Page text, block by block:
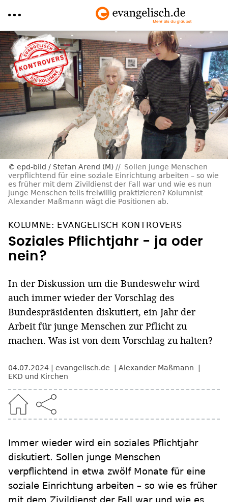
Direkt
zum
Inhalt
epd-bild / Stefan Arend (M)
Sollen junge Menschen
verpflichtend für eine soziale Einrichtung arbeiten – so wie
es früher mit dem Zivildienst der Fall war und wie es nun
junge Menschen teils freiwillig praktizieren? Kolumnist
Alexander Maßmann wägt die Positionen ab.
KOLUMNE: EVANGELISCH KONTROVERS
Soziales Pflichtjahr - ja oder
nein?
In der Diskussion um die Bundeswehr wird
auch immer wieder der Vorschlag des
Bundespräsidenten diskutiert, ein Jahr der
Arbeit für junge Menschen zur Pflicht zu
machen. Was ist von dem Vorschlag zu halten?
04.07.2024 evangelisch.de
Alexander Maßmann
EKD und Kirchen
Immer wieder wird ein soziales Pflichtjahr
diskutiert. Sollen junge Menschen
verpflichtend in etwa zwölf Monate für eine
soziale Einrichtung arbeiten – so wie es früher
mit dem Zivildienst der Fall war und wie es